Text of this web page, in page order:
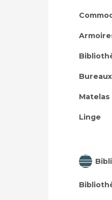
Bureaux
Matelas
Linge